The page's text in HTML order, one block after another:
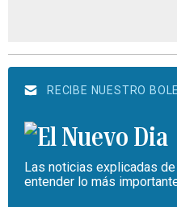
RECIBE NUESTRO
Las noticias explicadas
entender lo más